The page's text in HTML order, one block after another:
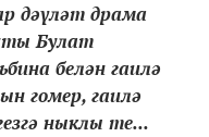
дәүләт драма
Булат
белән гаилә
гомер, гаилә
ныклы те...